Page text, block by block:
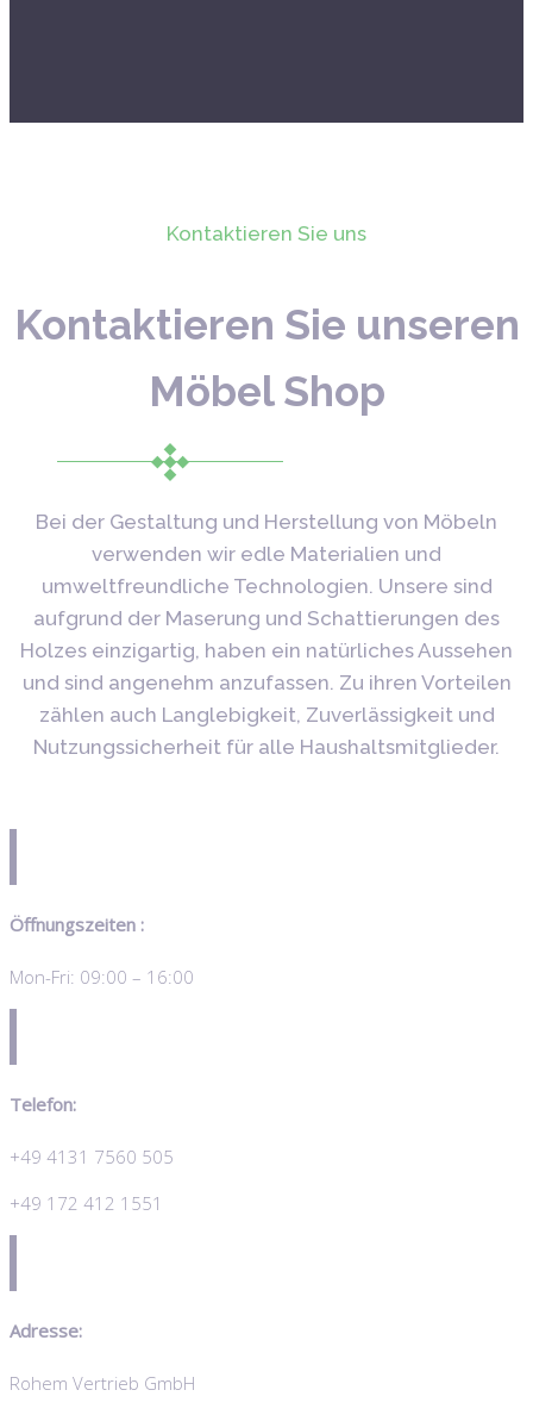
Kontaktieren Sie uns
Kontaktieren Sie unseren
Möbel Shop
Bei der Gestaltung und Herstellung von Möbeln
verwenden wir edle Materialien und
umweltfreundliche Technologien. Unsere sind
aufgrund der Maserung und Schattierungen des
Holzes einzigartig, haben ein natürliches Aussehen
und sind angenehm anzufassen. Zu ihren Vorteilen
zählen auch Langlebigkeit, Zuverlässigkeit und
Nutzungssicherheit für alle Haushaltsmitglieder.
Öffnungszeiten :
Mon-Fri: 09:00 – 16:00
Telefon:
+49 4131 7560 505
+49 172 412 1551
Adresse:
Rohem Vertrieb GmbH